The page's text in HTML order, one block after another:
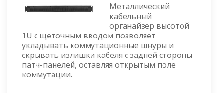
ОРГАНИЗАТОР
EXEGATE
BP19-
1UM
Металлический
кабельный
органайзер высотой
1U с щеточным вводом позволяет
укладывать коммутационные шнуры и
скрывать излишки кабеля с задней стороны
патч-панелей, оставляя открытым поле
коммутации.